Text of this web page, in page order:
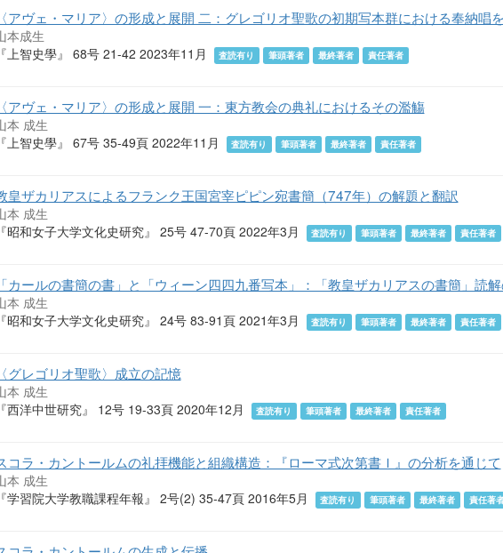
アヴェ・マリア〉の形成と展開 二：グレゴリオ聖歌の初期写本群における奉納唱
本成生
上智史學』 68号 21-42 2023年11月
査読有り 筆頭著者 最終著者 責任著者
アヴェ・マリア〉の形成と展開 一：東方教会の典礼におけるその濫觴
本 成生
上智史學』 67号 35-49頁 2022年11月
査読有り 筆頭著者 最終著者 責任著者
皇ザカリアスによるフランク王国宮宰ピピン宛書簡（747年）の解題と翻訳
本 成生
昭和女子大学文化史研究』 25号 47-70頁 2022年3月
査読有り 筆頭著者 最終著者 責任著者
カールの書簡の書」と「ウィーン四四九番写本」：「教皇ザカリアスの書簡」読
本 成生
昭和女子大学文化史研究』 24号 83-91頁 2021年3月
査読有り 筆頭著者 最終著者 責任著者
グレゴリオ聖歌〉成立の記憶
本 成生
西洋中世研究』 12号 19-33頁 2020年12月
査読有り 筆頭著者 最終著者 責任著者
コラ・カントールムの礼拝機能と組織構造：『ローマ式次第書Ｉ』の分析を通じて
本 成生
学習院大学教職課程年報』 2号(2) 35-47頁 2016年5月
査読有り 筆頭著者 最終著者 責任著